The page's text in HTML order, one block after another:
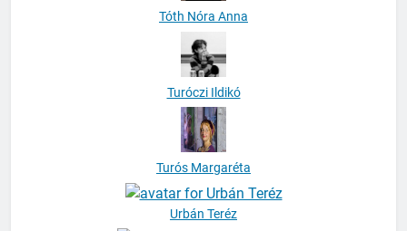
Tóth Nóra Anna
Turóczi Ildikó
Turós Margaréta
Urbán Teréz